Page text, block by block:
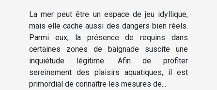
La mer peut être un espace de jeu idyllique,
mais elle cache aussi des dangers bien réels.
Parmi eux, la présence de requins dans
certaines zones de baignade suscite une
inquiétude légitime. Afin de profiter
sereinement des plaisirs aquatiques, il est
primordial de connaître les mesures de...